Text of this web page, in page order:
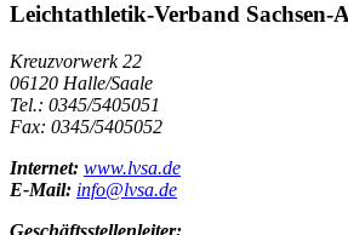
Leichtathletik-Verband Sachsen-
Kreuzvorwerk 22
06120 Halle/Saale
Tel.: 0345/5405051
Fax: 0345/5405052
Internet: www.lvsa.de
E-Mail: info@lvsa.de
Geschäftsstellenleiter: